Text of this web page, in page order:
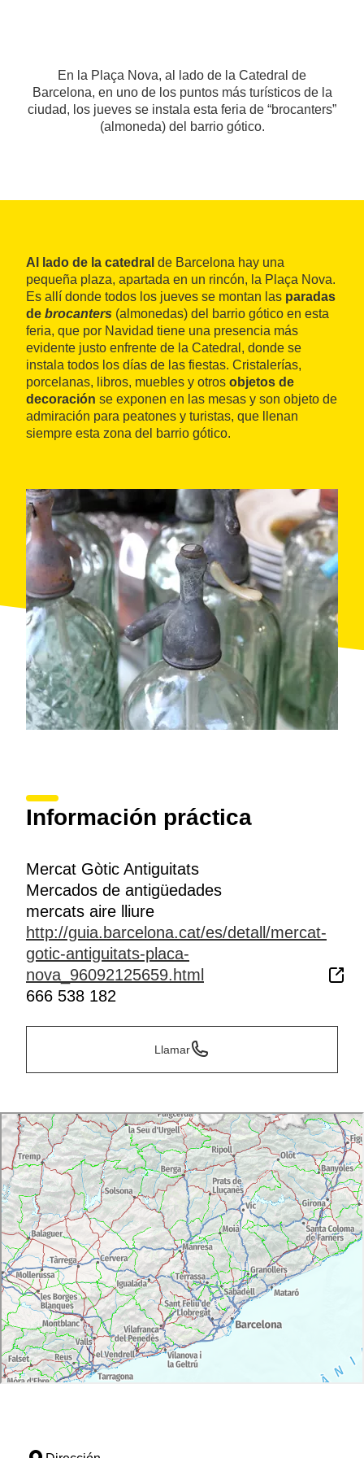
En la Plaça Nova, al lado de la Catedral de
Barcelona, en uno de los puntos más turísticos de la
ciudad, los jueves se instala esta feria de “brocanters”
(almoneda) del barrio gótico.
Al lado de la catedral de Barcelona hay una
pequeña plaza, apartada en un rincón, la Plaça Nova.
Es allí donde todos los jueves se montan las paradas
de brocanters (almonedas) del barrio gótico en esta
feria, que por Navidad tiene una presencia más
evidente justo enfrente de la Catedral, donde se
instala todos los días de las fiestas. Cristalerías,
porcelanas, libros, muebles y otros objetos de
decoración se exponen en las mesas y son objeto de
admiración para peatones y turistas, que llenan
siempre esta zona del barrio gótico.
Información práctica
Mercat Gòtic Antiguitats
Mercados de antigüedades
mercats aire lliure
http://guia.barcelona.cat/es/detall/mercat-
gotic-antiguitats-placa-
nova_96092125659.html
666 538 182
Llamar